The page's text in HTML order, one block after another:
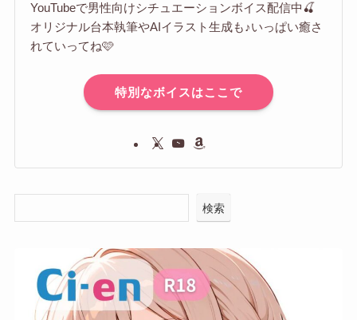
YouTubeで男性向けシチュエーションボイス配信中🍒
オリジナル台本執筆やAIイラスト生成も♪いっぱい癒さ
れていってね🩷
特別なボイスはここで
検索